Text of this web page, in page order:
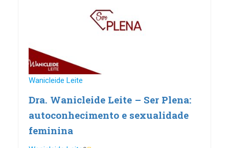
Wanicleide Leite
Dra. Wanicleide Leite – Ser Plena:
autoconhecimento e sexualidade
feminina